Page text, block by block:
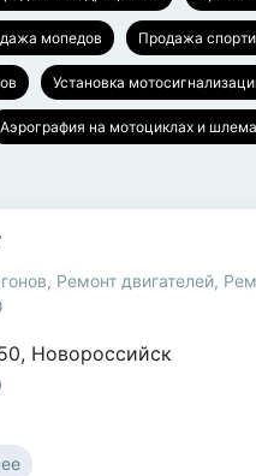
мопедов Продажа
Установка
Аэрография на мотоциклах и
, Ремонт двигателей,
, Новороссийск